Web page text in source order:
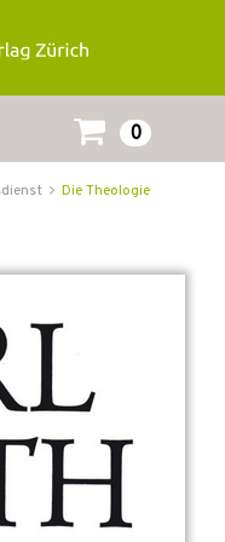
0
Die Theologie